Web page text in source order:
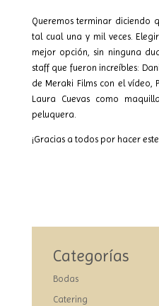
Queremos terminar diciendo
tal cual una y mil veces.
mejor opción, sin ninguna
staff que fueron increíbles:
de Meraki Films con el vídeo,
Laura Cuevas como
peluquera.
¡Gracias a todos por hacer
Categorías
Bodas
Catering